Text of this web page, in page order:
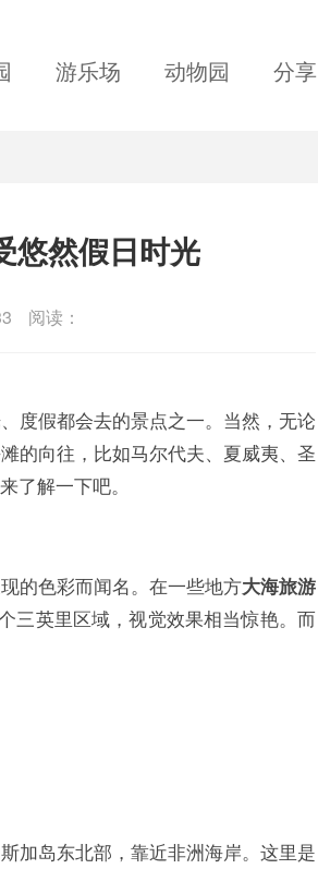
游乐场 动物园 分享
悠然假日时光
阅读：
度假都会去的景点之一。当然，无论
的向往，比如马尔代夫、夏威夷、圣
了解一下吧。
的色彩而闻名。在一些地方大海旅游
三英里区域，视觉效果相当惊艳。而
加岛东北部，靠近非洲海岸。这里是